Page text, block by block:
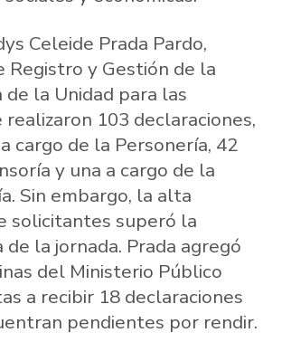
Celeide Prada Pardo,
Registro y Gestión de la
de la Unidad para las
realizaron 103 declaraciones,
cargo de la Personería, 42
y una a cargo de la
Sin embargo, la alta
solicitantes superó la
la jornada. Prada agregó
del Ministerio Público
a recibir 18 declaraciones
pendientes por rendir.